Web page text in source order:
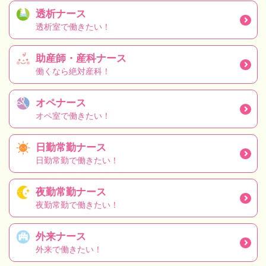
透析ナース
透析室で働きたい！
助産師・産科ナース
働くなら絶対産科！
オペナース
オペ室で働きたい！
日勤常勤ナース
日勤常勤で働きたい！
夜勤常勤ナース
夜勤常勤で働きたい！
外来ナース
外来で働きたい！